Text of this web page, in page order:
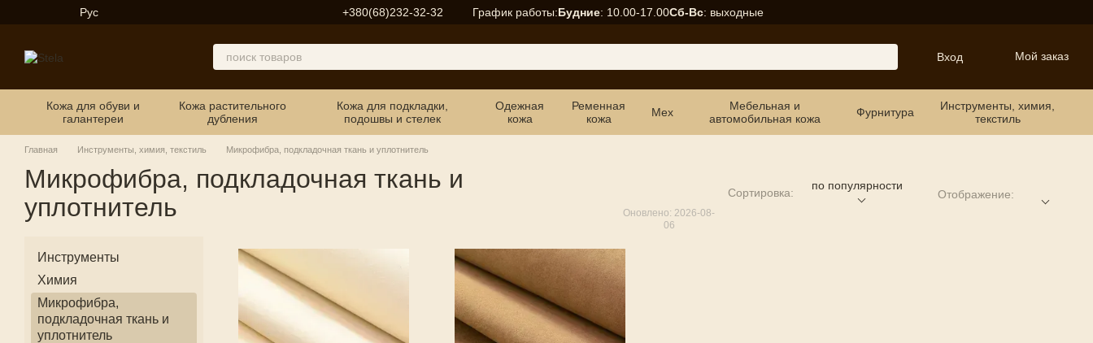
Перейти к основному контенту
Рус +380(68)232-32-32 График работы:Будние: 10.00-17.00Сб-Вс: выходные
Вход Мой заказ
Кожа для обуви и
галантереи
Кожа растительного
дубления
Кожа для подкладки,
подошвы и стелек
Одежная
кожа
Ременная
кожа
Мех
Мебельная и
автомобильная кожа
Фурнитура
Инструменты, химия,
текстиль
Главная Инструменты, химия, текстиль Микрофибра, подкладочная ткань и уплотнитель
Микрофибра, подкладочная ткань и
уплотнитель
Оновлено: 2026-08-
06
Сортировка:
по популярности
Отображение:
Инструменты
Химия
Микрофибра,
подкладочная ткань и
уплотнитель